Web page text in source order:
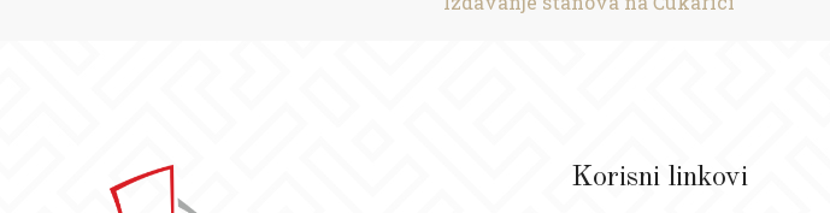
Korisni linkovi